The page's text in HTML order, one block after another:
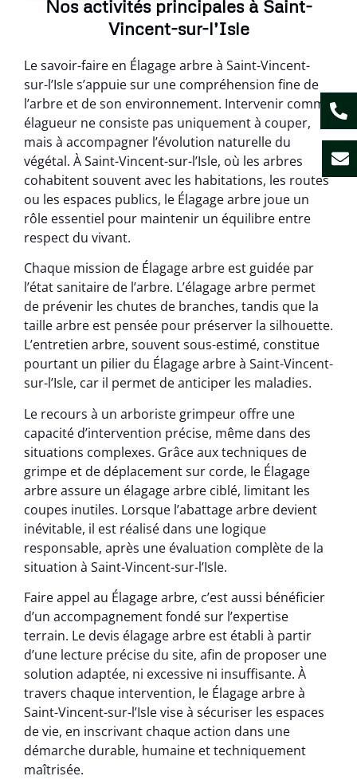
Nos activités principales à Saint-
Vincent-sur-l’Isle
Le savoir-faire en Élagage arbre à Saint-Vincent-
sur-l’Isle s’appuie sur une compréhension fine de
l’arbre et de son environnement. Intervenir comme
élagueur ne consiste pas uniquement à couper,
mais à accompagner l’évolution naturelle du
végétal. À Saint-Vincent-sur-l’Isle, où les arbres
cohabitent souvent avec les habitations, les routes
ou les espaces publics, le Élagage arbre joue un
rôle essentiel pour maintenir un équilibre entre
respect du vivant.
Chaque mission de Élagage arbre est guidée par
l’état sanitaire de l’arbre. L’élagage arbre permet
de prévenir les chutes de branches, tandis que la
taille arbre est pensée pour préserver la silhouette.
L’entretien arbre, souvent sous-estimé, constitue
pourtant un pilier du Élagage arbre à Saint-Vincent-
sur-l’Isle, car il permet de anticiper les maladies.
Le recours à un arboriste grimpeur offre une
capacité d’intervention précise, même dans des
situations complexes. Grâce aux techniques de
grimpe et de déplacement sur corde, le Élagage
arbre assure un élagage arbre ciblé, limitant les
coupes inutiles. Lorsque l’abattage arbre devient
inévitable, il est réalisé dans une logique
responsable, après une évaluation complète de la
situation à Saint-Vincent-sur-l’Isle.
Faire appel au Élagage arbre, c’est aussi bénéficier
d’un accompagnement fondé sur l’expertise
terrain. Le devis élagage arbre est établi à partir
d’une lecture précise du site, afin de proposer une
solution adaptée, ni excessive ni insuffisante. À
travers chaque intervention, le Élagage arbre à
Saint-Vincent-sur-l’Isle vise à sécuriser les espaces
de vie, en inscrivant chaque action dans une
démarche durable, humaine et techniquement
maîtrisée.